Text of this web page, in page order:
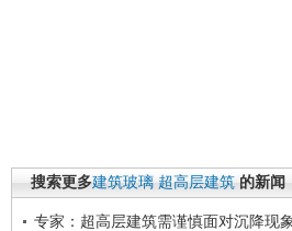
搜索更多建筑玻璃 超高层建筑 的新闻
专家：超高层建筑需谨慎面对沉降现象